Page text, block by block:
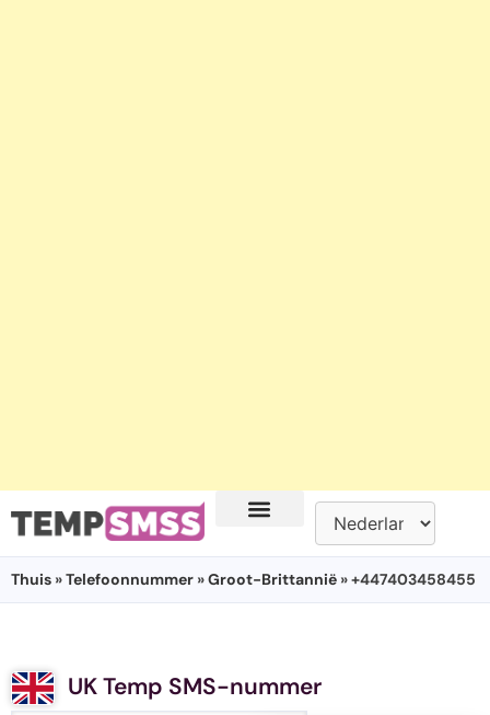
Thuis »Telefoonnummer »Groot-Brittannië » +447403458455
UK Temp SMS-nummer